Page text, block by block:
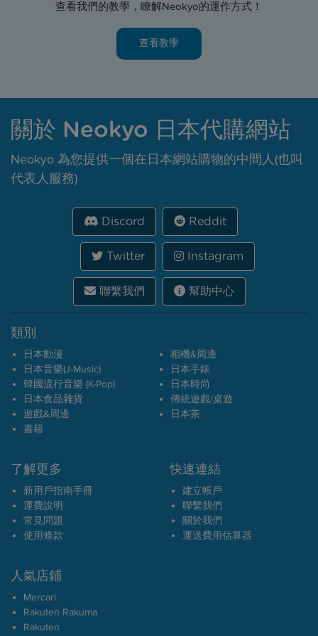
查看我們的教學，瞭解Neokyo的運作方式！
查看教學
關於 Neokyo 日本代購網站
Neokyo 為您提供一個在日本網站購物的中間人(也叫
代表人服務)
Discord Reddit
Twitter Instagram
聯繫我們 幫助中心
類別
日本動漫
日本音樂(J-Music)
韓國流行音樂 (K-Pop)
日本食品雜貨
遊戲&周邊
書籍
相機&周邊
日本手錶
日本時尚
傳統遊戲/桌遊
日本茶
了解更多
新用戶指南手冊
運費說明
常見問題
使用條款
快速連結
建立帳戶
聯繫我們
關於我們
運送費用估算器
人氣店鋪
Mercari
Rakuten Rakuma
Rakuten